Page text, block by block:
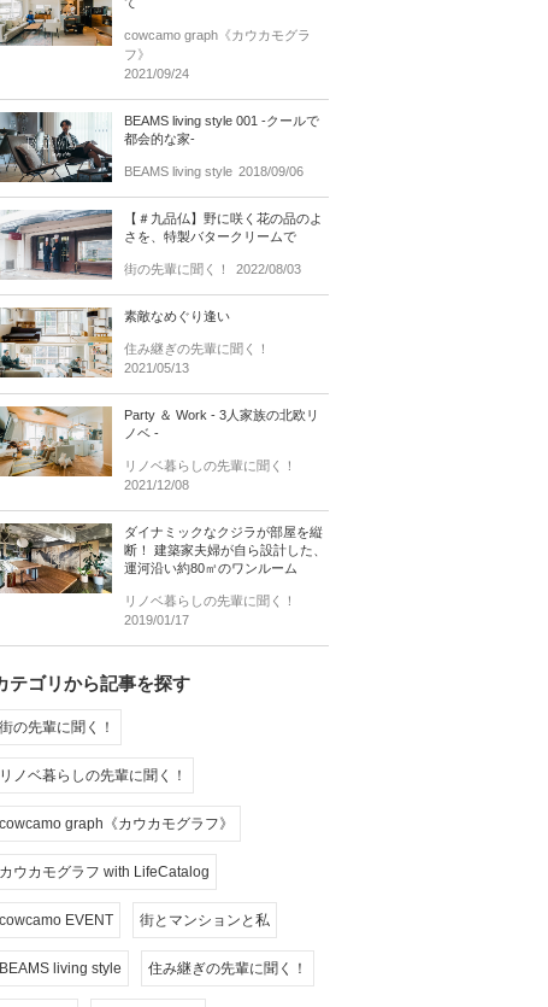
cowcamo graph《カウカモグラ
フ》
2021/09/24
BEAMS living style 001 -クールで
都会的な家-
BEAMS living style 2018/09/06
【＃九品仏】野に咲く花の品のよ
さを、特製バタークリームで
街の先輩に聞く！ 2022/08/03
素敵なめぐり逢い
住み継ぎの先輩に聞く！
2021/05/13
Party ＆ Work - 3人家族の北欧リ
ノベ -
リノベ暮らしの先輩に聞く！
2021/12/08
ダイナミックなクジラが部屋を縦
断！ 建築家夫婦が自ら設計した、
運河沿い約80㎡のワンルーム
リノベ暮らしの先輩に聞く！
2019/01/17
テゴリから記事を探す
街の先輩に聞く！
リノベ暮らしの先輩に聞く！
cowcamo graph《カウカモグラフ》
カウカモグラフ with LifeCatalog
cowcamo EVENT 街とマンションと私
BEAMS living style 住み継ぎの先輩に聞く！